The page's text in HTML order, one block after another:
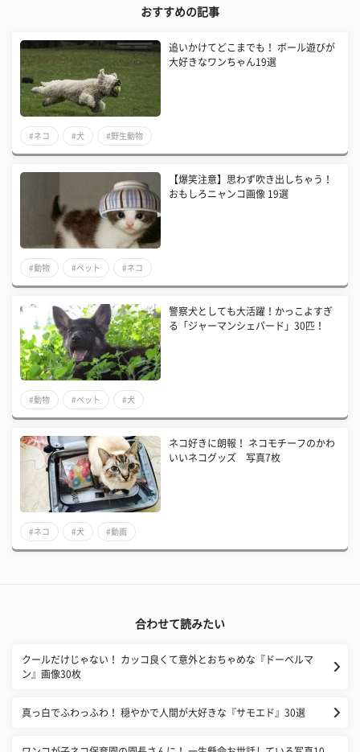
おすすめの記事
追いかけてどこまでも！ ボール遊びが
大好きなワンちゃん19選
#ネコ #犬 #野生動物
【爆笑注意】思わず吹き出しちゃう！
おもしろニャンコ画像 19選
#動物 #ペット #ネコ
警察犬としても大活躍！かっこよすぎ
る「ジャーマンシェパード」30匹！
#動物 #ペット #犬
ネコ好きに朗報！ ネコモチーフのかわ
いいネコグッズ 写真7枚
#ネコ #犬 #動画
合わせて読みたい
クールだけじゃない！ カッコ良くて意外とおちゃめな『ドーベルマ
ン』画像30枚
真っ白でふわっふわ！ 穏やかで人間が大好きな『サモエド』30選